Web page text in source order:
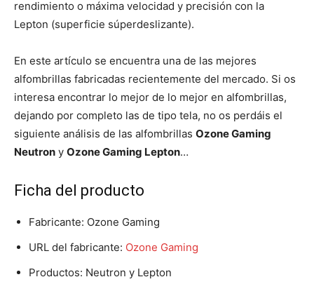
rendimiento o máxima velocidad y precisión con la
Lepton (superficie súperdeslizante).
En este artículo se encuentra una de las mejores
alfombrillas fabricadas recientemente del mercado. Si os
interesa encontrar lo mejor de lo mejor en alfombrillas,
dejando por completo las de tipo tela, no os perdáis el
siguiente análisis de las alfombrillas Ozone Gaming
Neutron y Ozone Gaming Lepton…
Ficha del producto
Fabricante: Ozone Gaming
URL del fabricante: Ozone Gaming
Productos: Neutron y Lepton